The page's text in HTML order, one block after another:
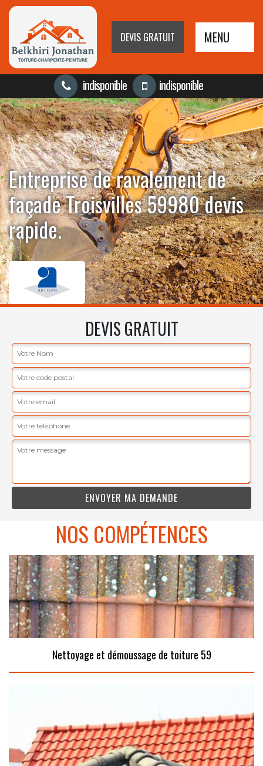
DEVIS GRATUIT MENU
indisponible indisponible
Entreprise de ravalement de
façade Troisvilles 59980 devis
rapide.
DEVIS GRATUIT
NOS COMPÉTENCES
Nettoyage et démoussage de toiture 59